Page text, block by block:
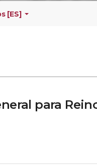
[ES]
para